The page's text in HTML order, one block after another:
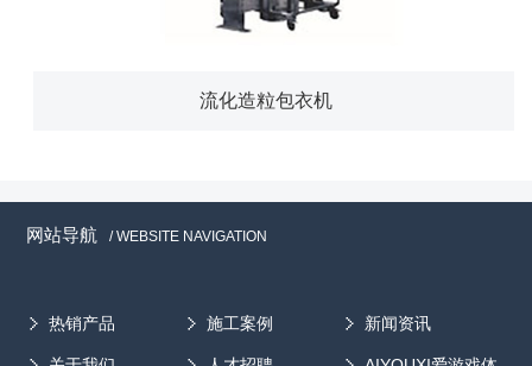
流化造粒包衣机
网站导航 / WEBSITE NAVIGATION
热销产品 施工案例 新闻资讯